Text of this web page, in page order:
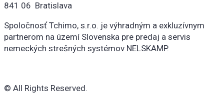
841 06 Bratislava
Spoločnosť Tchimo, s.r.o. je výhradným a exkluzívnym
partnerom na území Slovenska pre predaj a servis
nemeckých strešných systémov NELSKAMP.
© All Rights Reserved.